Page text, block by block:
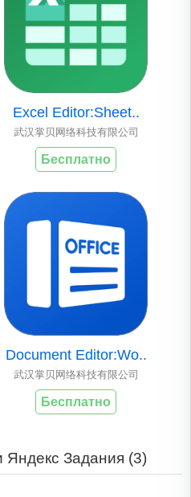
Excel Editor:Sheet..
武汉掌贝网络科技有限公司
Бесплатно
Document Editor:Wo..
武汉掌贝网络科技有限公司
Бесплатно
Задания (3)